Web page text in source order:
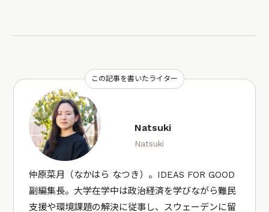
この記事を書いたライター
Natsuki
Natsuki
仲原菜月（なかはら なつき）。IDEAS FOR GOOD
副編集長。大学在学中は政治経済を学びながら難民
支援や環境課題の解決に従事し、スウェーデンに留